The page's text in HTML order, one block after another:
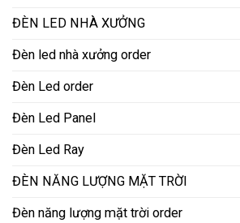
ĐÈN LED NHÀ XƯỞNG
Đèn led nhà xưởng order
Đèn Led order
Đèn Led Panel
Đèn Led Ray
ĐÈN NĂNG LƯỢNG MẶT TRỜI
Đèn năng lượng mặt trời order